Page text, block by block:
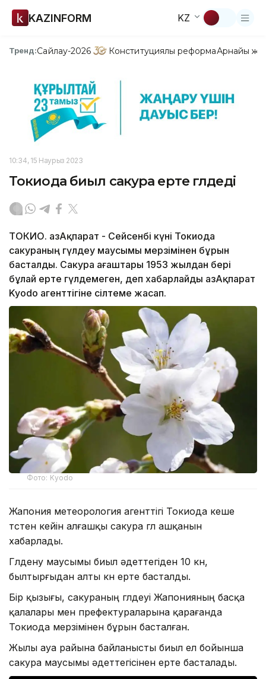
KAZINFORM KZ
Тренд:Сайлау-2026 Конституциялық реформаАрнайы
10:34, 15 Наурыз 2023
Токиода биыл сакура ерте гүлдеді
ТОКИО. ҚазАқпарат - Сейсенбі күні Токиода
сакураның гүлдеу маусымы мерзімінен бұрын
басталды. Сакура ағаштары 1953 жылдан бері
бұлай ерте гүлдемеген, деп хабарлайды ҚазАқпарат
Kyodo агенттігіне сілтеме жасап.
Фото: Kyodo
Жапония метеорология агенттігі Токиода кеше
түстен кейін алғашқы сакура гүл ашқанын
хабарлады.
Гүлдену маусымы биыл әдеттегіден 10 күн,
былтырғыдан алты күн ерте басталды.
Бір қызығы, сакураның гүлдеуі Жапонияның басқа
қалалары мен префектураларына қарағанда
Токиода мерзімінен бұрын басталған.
Жылы ауа райына байланысты биыл ел бойынша
сакура маусымы әдеттегісінен ерте басталады.